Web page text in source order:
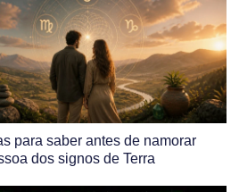
para saber antes de namorar
dos signos de Terra